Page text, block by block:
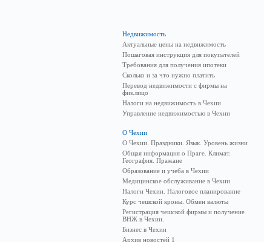
Недвижимость
Актуальные цены на недвижимость
Пошаговая инструкция для покупателей
Требования для получения ипотеки
Сколько и за что нужно платить
Перевод недвижимости с фирмы на
физ.лицо
Налоги на недвижимость в Чехии
Управление недвижимостью в Чехии
О Чехии
О Чехии. Праздники. Язык. Уровень жизни
Общая информация о Праге. Климат.
География. Пражане
Образование и учеба в Чехии
Медицинское обслуживание в Чехии
Налоги Чехии. Налоговое планирование
Курс чешской кроны. Обмен валюты
Регистрация чешской фирмы и получение
ВНЖ в Чехии.
Бизнес в Чехии
Архив новостей 1